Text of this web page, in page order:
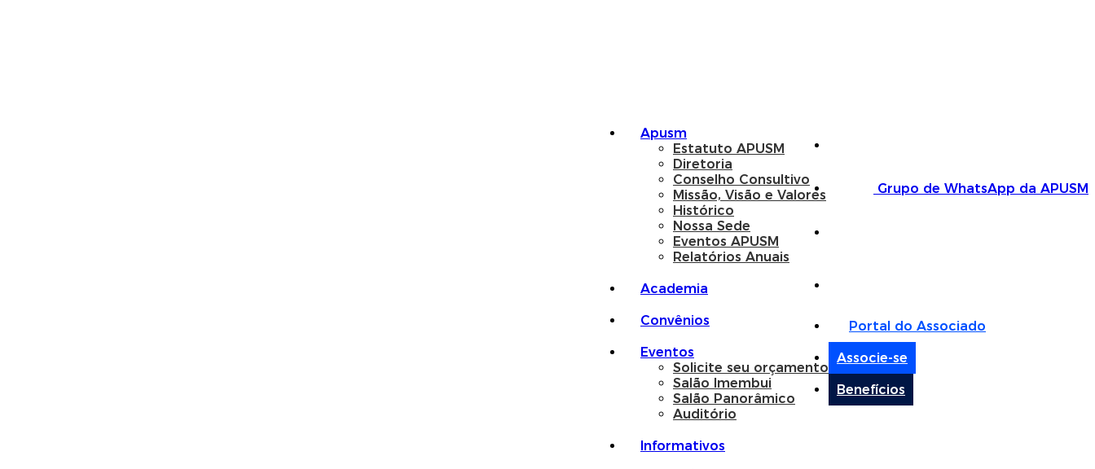
Grupo de WhatsApp da APUSM
Portal do Associado
Associe-se
Benefícios
Apusm
Estatuto APUSM
Diretoria
Conselho Consultivo
Missão, Visão e Valores
Histórico
Nossa Sede
Eventos APUSM
Relatórios Anuais
Academia
Convênios
Eventos
Solicite seu orçamento
Salão Imembui
Salão Panorâmico
Auditório
Informativos